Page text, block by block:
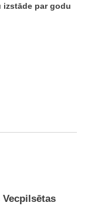
par godu